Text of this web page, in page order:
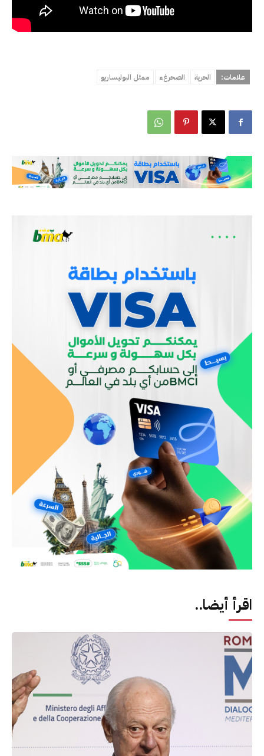
اقرأ أيضا..
علامات: الحرية الصحرغء ممثل البوليساريو